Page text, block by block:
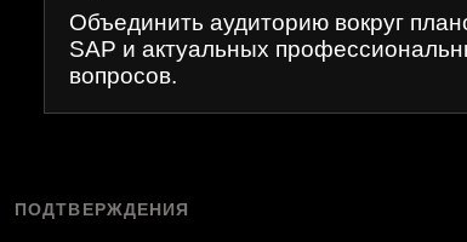
Объединить аудиторию вокруг
SAP и актуальных
вопросов.
ПОДТВЕРЖДЕНИЯ